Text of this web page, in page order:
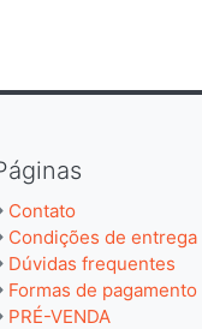
Contato
Condições de entrega
Dúvidas frequentes
Formas de pagamento
PRÉ-VENDA